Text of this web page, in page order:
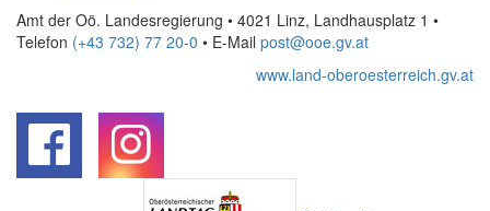
Amt der Oö. Landesregierung • 4021 Linz, Landhausplatz 1 •
Telefon (+43 732) 77 20-0 • E-Mail post@ooe.gv.at
www.land-oberoesterreich.gv.at